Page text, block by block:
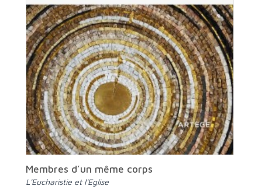
Membres d’un même corps
L'Eucharistie et l'Eglise